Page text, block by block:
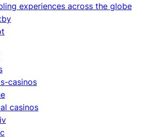
experiences across the globe
casinos
casinos